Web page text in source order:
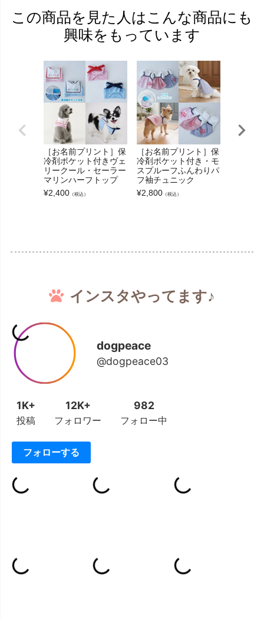
この商品を見た人はこんな商品にも
興味をもっています
［お名前プリント］保
冷剤ポケット付きヴェ
リークール・セーラー
マリンハーフトップ
¥2,400 （税込）
［お名前プリント］保
冷剤ポケット付き・モ
スプルーフふんわりパ
フ袖チュニック
¥2,800 （税込）
インスタやってます♪